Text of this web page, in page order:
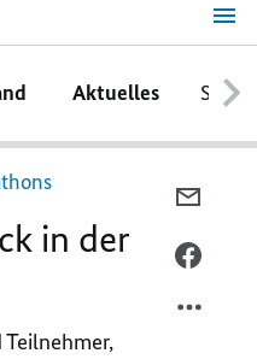
Aktuelles
in der